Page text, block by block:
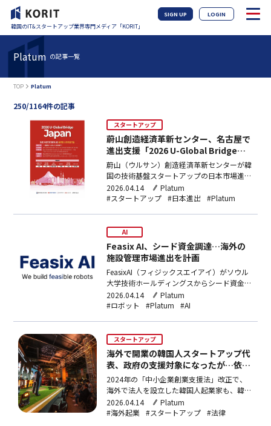
韓国のIT&スタートアップ業界専門メディア「KORIT」
SIGN UP LOGIN
Platum の記事一覧
TOP Platum
250/1164件の記事
スタートアップ
蔚山創造経済革新センター、名古屋で
進出支援「2026 U-Global Bridge
Japan」参加企業募集
蔚山（ウルサン）創造経済革新センターが韓
国の技術基盤スタートアップの日本市場進出
を支援する「2026U-GlobalBridgeJapan」
プログラム参加企業を募集する。蔚山地方中
ムは、日本貿易振興機構（JETRO…
2026.04.14
Platum
#スタートアップ #日本進出 #Platum
AI
Feasix AI、シード資金調達…海外の
施設管理市場進出を計画
FeasixAI（フィジックスエイアイ）がソウル
大学技術ホールディングスからシード資金調
達をしたと、6日、明らかにした。FeasixAI
は、車両及びナンバープレートの認識技術と
管理、清掃、除雪など、施設管理サー…
2026.04.14
Platum
#ロボット
#Platum #AI
スタートアップ
海外で開業の韓国人スタートアップ代
表、政府の支援対象になったが…依
然、制度と現実との間に溝
2024年の「中小企業創業支援法」改正で、
海外で法人を設立した韓国人起業家も、韓国
の開業支援政策の対象に含まれるようになっ
た。開業初期からグローバル市場を狙う「ボ
2026.04.14
Platum
#海外起業 #スタートアップ #法律